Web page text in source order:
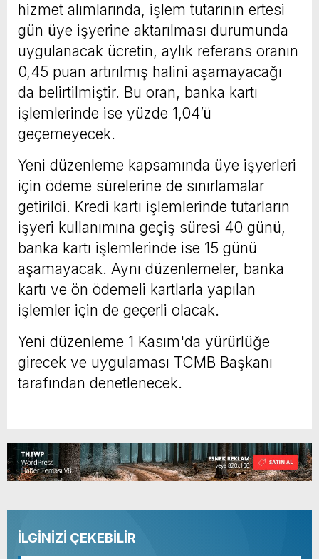
hizmet alımlarında, işlem tutarının ertesi
gün üye işyerine aktarılması durumunda
uygulanacak ücretin, aylık referans oranın
0,45 puan artırılmış halini aşamayacağı
da belirtilmiştir. Bu oran, banka kartı
işlemlerinde ise yüzde 1,04’ü
geçemeyecek.
Yeni düzenleme kapsamında üye işyerleri
için ödeme sürelerine de sınırlamalar
getirildi. Kredi kartı işlemlerinde tutarların
işyeri kullanımına geçiş süresi 40 günü,
banka kartı işlemlerinde ise 15 günü
aşamayacak. Aynı düzenlemeler, banka
kartı ve ön ödemeli kartlarla yapılan
işlemler için de geçerli olacak.
Yeni düzenleme 1 Kasım'da yürürlüğe
girecek ve uygulaması TCMB Başkanı
tarafından denetlenecek.
İLGİNİZİ ÇEKEBİLİR